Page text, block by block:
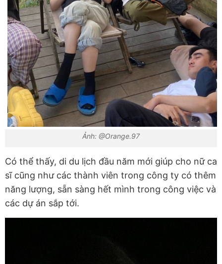
Ảnh: @Orange.97
Có thể thấy, di du lịch đầu năm mới giúp cho nữ ca
sĩ cũng như các thành viên trong công ty có thêm
năng lượng, sẵn sàng hết mình trong công việc và
các dự án sắp tới.